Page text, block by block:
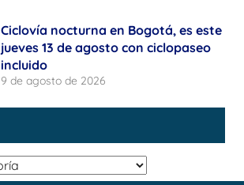
Ciclovía nocturna en Bogotá, es este
jueves 13 de agosto con ciclopaseo
incluido
9 de agosto de 2026